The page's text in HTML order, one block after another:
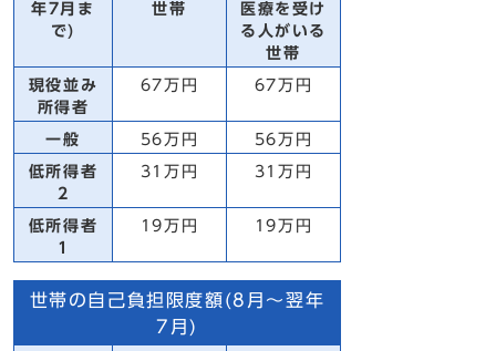
年7月ま
で)
世帯
医療を受け
る人がいる
世帯
現役並み
所得者
67万円 67万円
一般 56万円 56万円
低所得者
2
31万円 31万円
低所得者
1
19万円 19万円
世帯の自己負担限度額(8月～翌年
7月)